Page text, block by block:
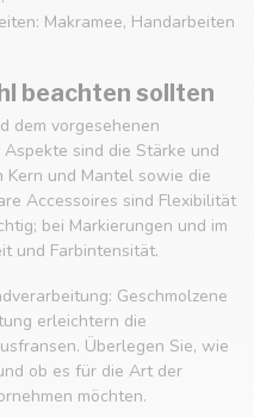
Makramee, Handarbeiten
beachten sollten
dem vorgesehenen
sind die Stärke und
und Mantel sowie die
Accessoires sind Flexibilität
bei Markierungen und im
und Farbintensität.
Geschmolzene
erleichtern die
Überlegen Sie, wie
ob es für die Art der
möchten.